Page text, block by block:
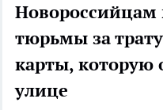
Новороссийцам
тюрьмы за
карты,
улице